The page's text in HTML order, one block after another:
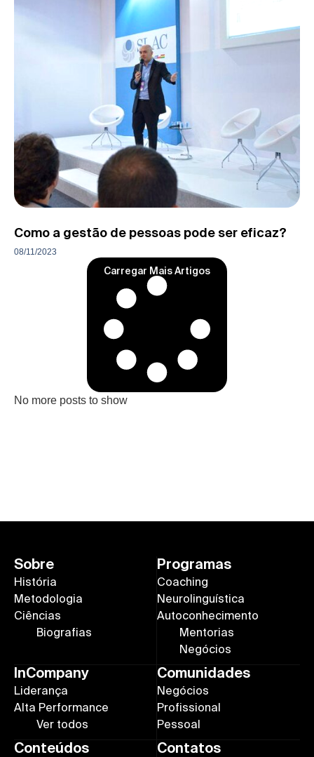
Como a gestão de pessoas pode ser eficaz?
08/11/2023
Carregar Mais Artigos
No more posts to show
Sobre
História
Metodologia
Ciências
Biografias
Programas
Coaching
Neurolinguística
Autoconhecimento
Mentorias
Negócios
InCompany
Liderança
Alta Performance
Ver todos
Comunidades
Negócios
Profissional
Pessoal
Conteúdos Contatos